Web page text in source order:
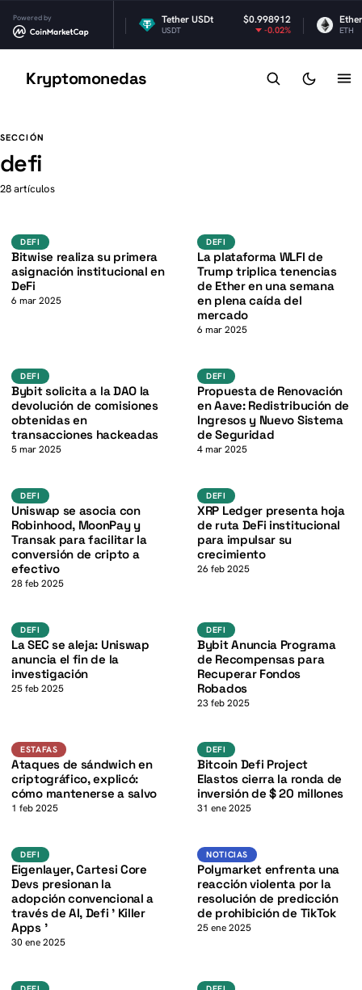
Powered by
-1.48%
Tether USDt $0.998912
USDT -0.02%
Ethereum
ETH
Kryptomonedas
SECCIÓN
defi
28 artículos
DEFI K
DEFI
Bitwise realiza su primera
asignación institucional en
DeFi
6 mar 2025
DEFI
La plataforma WLFI de
Trump triplica tenencias
de Ether en una semana
en plena caída del
mercado
6 mar 2025
K
DEFI
Bybit solicita a la DAO la
devolución de comisiones
obtenidas en
transacciones hackeadas
5 mar 2025
DEFI
Propuesta de Renovación
en Aave: Redistribución de
Ingresos y Nuevo Sistema
de Seguridad
4 mar 2025
K
DEFI
Uniswap se asocia con
Robinhood, MoonPay y
Transak para facilitar la
conversión de cripto a
efectivo
28 feb 2025
DEFIDEFI
XRP Ledger presenta hoja
de ruta DeFi institucional
para impulsar su
crecimiento
26 feb 2025
K
DEFI
La SEC se aleja: Uniswap
anuncia el fin de la
investigación
25 feb 2025
DEFI
Bybit Anuncia Programa
de Recompensas para
Recuperar Fondos
Robados
23 feb 2025
Estafas
K
ESTAFAS
Ataques de sándwich en
criptográfico, explicó:
cómo mantenerse a salvo
1 feb 2025
DEFIDEFI
Bitcoin Defi Project
Elastos cierra la ronda de
inversión de $ 20 millones
31 ene 2025
DEFI K
DEFI
Eigenlayer, Cartesi Core
Devs presionan la
adopción convencional a
través de AI, Defi ' Killer
Apps '
30 ene 2025
Noticias
NOTICIAS
Polymarket enfrenta una
reacción violenta por la
resolución de predicción
de prohibición de TikTok
25 ene 2025